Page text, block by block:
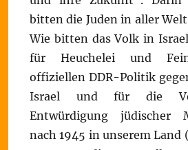
bitten die Juden in aller
Wie bitten das Volk in
für Heuchelei und
offiziellen DDR-Politik
Israel und für die
Entwürdigung jüdischer
nach 1945 in unserem